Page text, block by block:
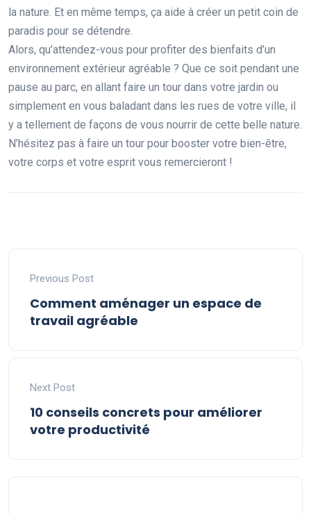
la nature. Et en même temps, ça aide à créer un petit coin de
paradis pour se détendre.
Alors, qu’attendez-vous pour profiter des bienfaits d’un
environnement extérieur agréable ? Que ce soit pendant une
pause au parc, en allant faire un tour dans votre jardin ou
simplement en vous baladant dans les rues de votre ville, il
y a tellement de façons de vous nourrir de cette belle nature.
N’hésitez pas à faire un tour pour booster votre bien-être,
votre corps et votre esprit vous remercieront !
Previous Post
Comment aménager un espace de
travail agréable
Next Post
10 conseils concrets pour améliorer
votre productivité